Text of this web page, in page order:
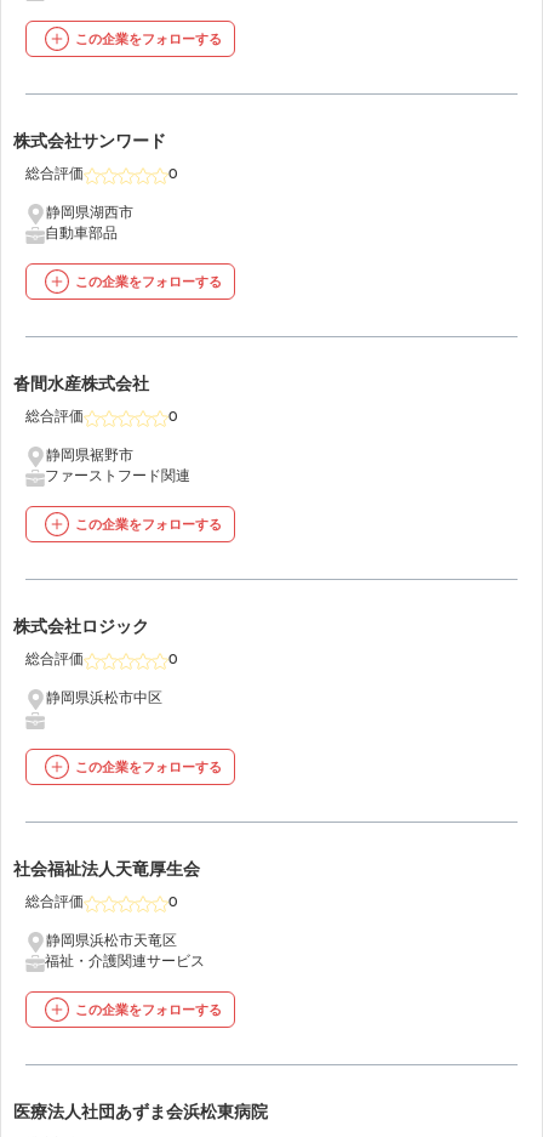
この企業をフォローする
45
株式会社サンワード
総合評価 0
静岡県湖西市
自動車部品
この企業をフォローする
46
沓間水産株式会社
総合評価 0
静岡県裾野市
ファーストフード関連
この企業をフォローする
47
株式会社ロジック
総合評価 0
静岡県浜松市中区
この企業をフォローする
48
社会福祉法人天竜厚生会
総合評価 0
静岡県浜松市天竜区
福祉・介護関連サービス
この企業をフォローする
49
医療法人社団あずま会浜松東病院